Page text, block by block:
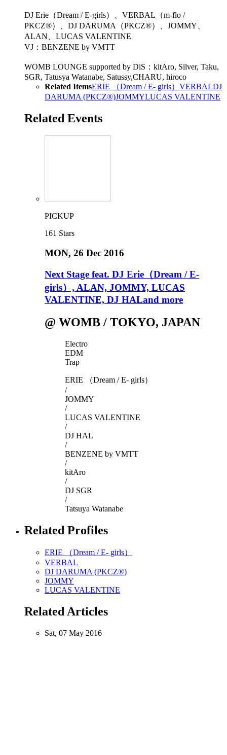
DJ Erie（Dream / E-girls）、VERBAL（m-flo /
PKCZ®）、DJ DARUMA（PKCZ®）、JOMMY、
ALAN、LUCAS VALENTINE
VJ：BENZENE by VMTT
WOMB LOUNGE supported by DiS：kitAro, Silver, Taku,
SGR, Tatusya Watanabe, Satussy,CHARU, hiroco
Related ItemsERIE （Dream / E- girls） VERBALDJ
DARUMA (PKCZ®)JOMMYLUCAS VALENTINE
Related Events
PICKUP
161 Stars
MON, 26 Dec 2016
Next Stage feat. DJ Erie（Dream / E-
girls）, ALAN, JOMMY, LUCAS
VALENTINE, DJ HALand more
@ WOMB / TOKYO, JAPAN
Electro
EDM
Trap
ERIE （Dream / E- girls）
/
JOMMY
/
LUCAS VALENTINE
/
DJ HAL
/
BENZENE by VMTT
/
kitAro
/
DJ SGR
/
Tatsuya Watanabe
Related Profiles
ERIE （Dream / E- girls）
VERBAL
DJ DARUMA (PKCZ®)
JOMMY
LUCAS VALENTINE
Related Articles
Sat, 07 May 2016